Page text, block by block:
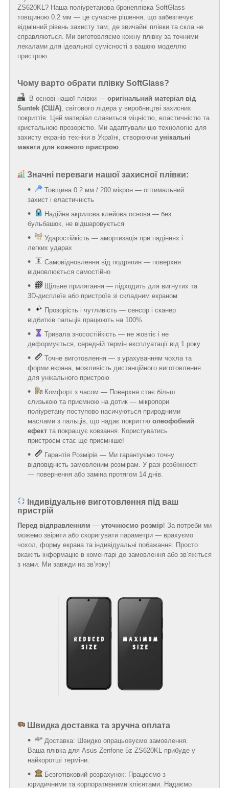
ZS620KL? Наша поліуретанова бронеплівка SoftGlass
товщиною 0.2 мм — це сучасне рішення, що забезпечує
відмінний рівень захисту там, де звичайні плівки та скла не
справляються. Ми виготовляємо кожну плівку за точними
лекалами для ідеальної сумісності з вашою моделлю
пристрою.
Чому варто обрати плівку SoftGlass?
В основі нашої плівки — оригінальний матеріал від
Suntek (США), світового лідера у виробництві захисних
покриттів. Цей матеріал славиться міцністю, еластичністю та
кристальною прозорістю. Ми адаптували цю технологію для
захисту екранів техніки в Україні, створюючи унікальні
макети для кожного пристрою.
Значні переваги нашої захисної плівки:
Товщина 0.2 мм / 200 мікрон — оптимальний
захист і еластичність
Надійна акрилова клейова основа — без
бульбашок, не відшаровується
Ударостійкість — амортизація при падіннях і
легких ударах
Самовідновлення від подряпин — поверхня
відновлюється самостійно
Щільне прилягання — підходить для вигнутих та
3D-дисплеїв або пристроїв зі складним екраном
Прозорість і чутливість — сенсор і сканер
відбитків пальців працюють на 100%
Тривала зносостійкість — не жовтіє і не
деформується, середній термін експлуатації від 1 року
Точне виготовлення — з урахуванням чохла та
форми екрана, можливість дистанційного виготовлення
для унікального пристрою
Комфорт з часом — Поверхня стає більш
слизькою та приємною на дотик — мікропори
поліуретану поступово насичуються природними
маслами з пальців, що надає покриттю олеофобний
ефект та покращує ковзання. Користуватись
пристроєм стає ще приємніше!
Гарантія Розмірів — Ми гарантуємо точну
відповідність замовленим розмірам. У разі розбіжності
— повернення або заміна протягом 14 днів.
Індивідуальне виготовлення під ваш
пристрій
Перед відправленням — уточнюємо розмір! За потреби ми
можемо звірити або скоригувати параметри — врахуємо
чохол, форму екрана та індивідуальні побажання. Просто
вкажіть інформацію в коментарі до замовлення або зв’яжіться
з нами. Ми завжди на зв’язку!
Швидка доставка та зручна оплата
Доставка: Швидко опрацьовуємо замовлення.
Ваша плівка для Asus Zenfone 5z ZS620KL прибуде у
найкоротші терміни.
Безготівковий розрахунок: Працюємо з
юридичними та корпоративними клієнтами. Надаємо